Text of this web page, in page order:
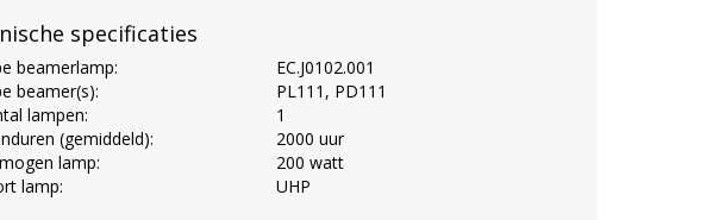
specificaties
beamerlamp:
EC.J0102.001
beamer(s):
PL111, PD111
lampen:
1
(gemiddeld):
2000 uur
lamp:
200 watt
lamp:
UHP